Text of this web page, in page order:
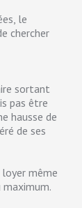
le
chercher
sortant
pas être
hausse de
de ses
même